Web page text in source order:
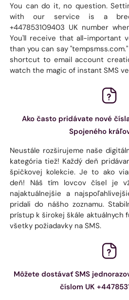
You can do it, no question.
with our service is a
+447853109403 UK number
You'll receive that all-important
than you can say
shortcut to email account
watch the magic of instant SMS
Ako často pridávate nové
Spojeného
Neustále rozširujeme naše
kategória tiež! Každý deň
špičkovej kolekcie. Je to ako
deň! Náš tím lovcov čísel je
najaktuálnejšie a
pridali do nášho zoznamu.
prístup k širokej škále aktuálnych
všetky požiadavky na SMS.
Môžete dostávať SMS
číslom UK